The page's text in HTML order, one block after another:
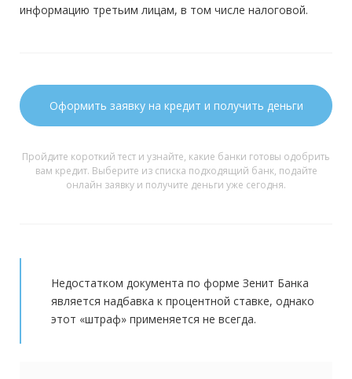
информацию третьим лицам, в том числе налоговой.
Оформить заявку на кредит и получить деньги
Пройдите короткий тест и узнайте, какие банки готовы одобрить
вам кредит. Выберите из списка подходящий банк, подайте
онлайн заявку и получите деньги уже сегодня.
Недостатком документа по форме Зенит Банка
является надбавка к процентной ставке, однако
этот «штраф» применяется не всегда.